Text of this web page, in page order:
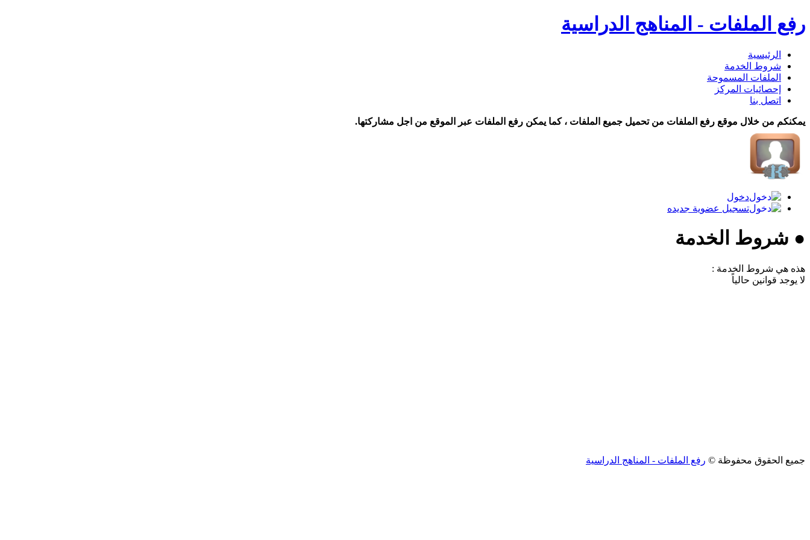
رفع الملفات - المناهج الدراسية
الرئيسية
شروط الخدمة
الملفات المسموحة
إحصائيات المركز
اتصل بنا
يمكنكم من خلال موقع رفع الملفات من تحميل جميع الملفات ، كما يمكن رفع الملفات عبر الموقع من اجل مشاركتها.
دخول
تسجيل عضوية جديده
● شروط الخدمة
هذه هي شروط الخدمة :
لا يوجد قوانين حالياً
جميع الحقوق محفوظة © رفع الملفات - المناهج الدراسية